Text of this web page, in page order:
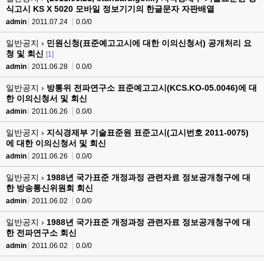
식고시 KS X 5020 모바일 정보기기의 한글문자 자판배열
admin 2011.07.24 0.0/0
일반공지 › 민원신청(표준예고고시에 대한 이의신청서) 공개처리 요
청 및 회신
[1]
admin
2011.06.28 0.0/0
일반공지 › 방통위 전파연구소 표준예고고시(KCS.KO-05.0046)에 대
한 이의신청서 및 회신
admin 2011.06.26 0.0/0
일반공지 › 지식경제부 기술표준원 표준고시(고시번호 2011-0075)
에 대한 이의신청서 및 회신
admin 2011.06.26 0.0/0
일반공지 › 1988년 국가표준 개정과정 관련자료 정보공개청구에 대
한 방송통신위원회 회신
admin 2011.06.02 0.0/0
일반공지 › 1988년 국가표준 개정과정 관련자료 정보공개청구에 대
한 전파연구소 회신
admin 2011.06.02 0.0/0